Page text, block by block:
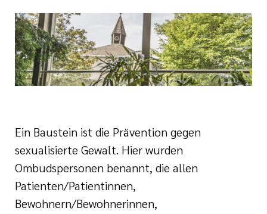
Therapie
Syndrom
Ein Baustein ist die Prävention gegen
sexualisierte Gewalt. Hier wurden
Ombudspersonen benannt, die allen
Patienten/Patientinnen,
Bewohnern/Bewohnerinnen,